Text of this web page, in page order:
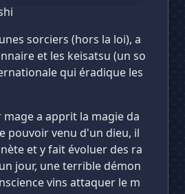
sorciers (hors la loi), a
et les keisatsu (un so
qui éradique les
a apprit la magie da
pouvoir venu d'un dieu, il
et y fait évoluer des ra
jour, une terrible démon
vins attaquer le m